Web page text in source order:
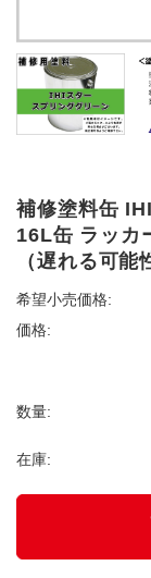
補修塗料缶
16L缶 ラッカ
（遅れる可能
希望小売価格:
価格:
数量:
在庫: